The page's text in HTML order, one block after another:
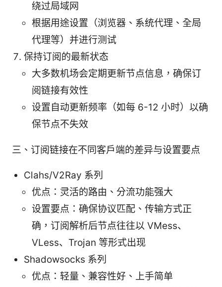
绕过局域网
根据用途设置（浏览器、系统代理、全局
代理等）并进行测试
保持订阅的最新状态
大多数机场会定期更新节点信息，确保订
阅链接有效性
设置自动更新频率（如每 6-12 小时）以确
保节点不失效
三、订阅链接在不同客户端的差异与设置要点
Clahs/V2Ray 系列
优点：灵活的路由、分流功能强大
设置要点：确保协议匹配、传输方式正
确，订阅解析后节点往往以 VMess、
VLess、Trojan 等形式出现
Shadowsocks 系列
优点：轻量、兼容性好、上手简单